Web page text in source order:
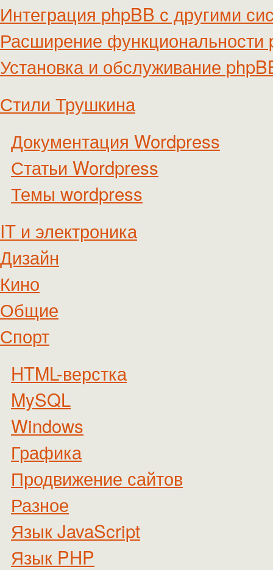
Интеграция phpBB с другими
Расширение функциональности
Установка и обслуживание
Стили Трушкина
Документация Wordpress
Статьи Wordpress
Темы wordpress
IT и электроника
Дизайн
Кино
Общие
Спорт
HTML-верстка
MySQL
Windows
Графика
Продвижение сайтов
Разное
Язык JavaScript
Язык PHP